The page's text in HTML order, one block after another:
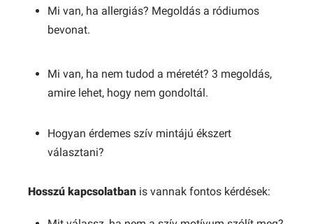
Mi van, ha allergiás? Megoldás a ródiumos
bevonat.
Mi van, ha nem tudod a méretét? 3 megoldás,
amire lehet, hogy nem gondoltál.
Hogyan érdemes szív mintájú ékszert
választani?
Hosszú kapcsolatban is vannak fontos kérdések: